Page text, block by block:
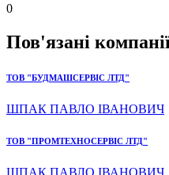
0
Пов'язані
ТОВ "БУДМАШСЕРВІС ЛТД"
ШПАК ПАВЛО ІВАНОВИЧ
ТОВ "ПРОМТЕХНОСЕРВІС ЛТД"
ШПАК ПАВЛО ІВАНОВИЧ